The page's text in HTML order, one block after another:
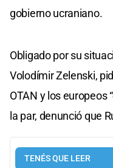
gobierno ucraniano.
Obligado por su
Volodímir Zelenski,
OTAN y los europeos
la par, denunció que
TENÉS QUE LEER